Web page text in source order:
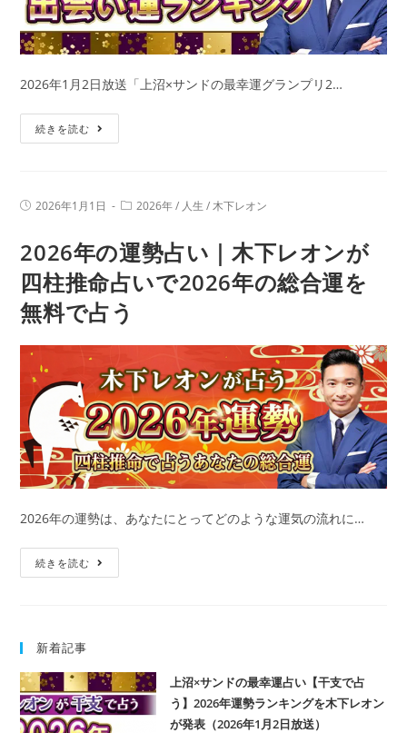
2026年1月2日放送「上沼×サンドの最幸運グランプリ2…
続きを読む
沼
ン
ド
の
最
幸
運
い
【干
支
で
占
う】
2026
勢
ン
グ
を
投
開
日:
2026年1月1日
投
テ
ゴ
リ
ー:
2026年 / 人生 / 木下レオン
2026年の運勢占い｜木下レオンが
四柱推命占いで2026年の総合運を
無料で占う
2026年の運勢は、あなたにとってどのような運気の流れに…
続きを読む
年
占
い
｜
新着記事
上沼×サンドの最幸運占い【干支で占
う】2026年運勢ランキングを木下レオン
が発表（2026年1月2日放送）